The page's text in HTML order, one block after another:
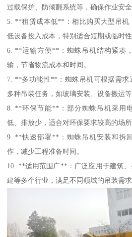
过载保护、防倾翻系统等，确保作业安全
5. **租赁成本低**：相比购买大型吊机
低设备投入成本，特别适合短期或临时性
6. **运输方便**：蜘蛛吊机结构紧凑
输，节省物流成本和时间。
7. **多功能性**：蜘蛛吊机可根据需求
多种吊装任务，如玻璃安装、设备搬运等
8. **环保节能**：部分蜘蛛吊机采用
低、排放少，适合对环保要求较高的场所
9. **快速部署**：蜘蛛吊机安装和拆
作，减少工程准备时间。
10. **适用范围广**：广泛应用于建筑
建等多个行业，满足不同领域的吊装需求